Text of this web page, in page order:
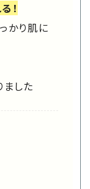
！
かり肌に
ました